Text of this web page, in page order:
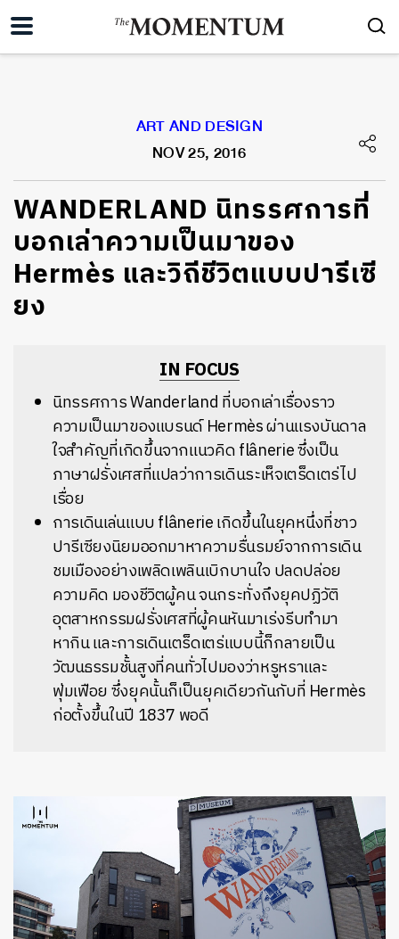
ART AND DESIGN
NOV 25, 2016
WANDERLAND นิทรรศการที่
บอกเล่าความเป็นมาของ
Hermès และวิถีชีวิตแบบปารีเซี
ยง
IN FOCUS
นิทรรศการ Wanderland ที่บอกเล่าเรื่องราว
ความเป็นมาของแบรนด์ Hermès ผ่านแรงบันดาล
ใจสำคัญที่เกิดขึ้นจากแนวคิด flânerie ซึ่งเป็น
ภาษาฝรั่งเศสที่แปลว่าการเดินระเห็จเตร็ดเตร่ไป
เรื่อย
การเดินเล่นแบบ flânerie เกิดขึ้นในยุคหนึ่งที่ชาว
ปารีเซียงนิยมออกมาหาความรื่นรมย์จากการเดิน
ชมเมืองอย่างเพลิดเพลินเบิกบานใจ ปลดปล่อย
ความคิด มองชีวิตผู้คน จนกระทั่งถึงยุคปฏิวัติ
อุตสาหกรรมฝรั่งเศสที่ผู้คนหันมาเร่งรีบทำมา
หากิน และการเดินเตร็ดเตร่แบบนี้ก็กลายเป็น
วัฒนธรรมชั้นสูงที่คนทั่วไปมองว่าหรูหราและ
ฟุ่มเฟือย ซึ่งยุคนั้นก็เป็นยุคเดียวกันกับที่ Hermès
ก่อตั้งขึ้นในปี 1837 พอดี